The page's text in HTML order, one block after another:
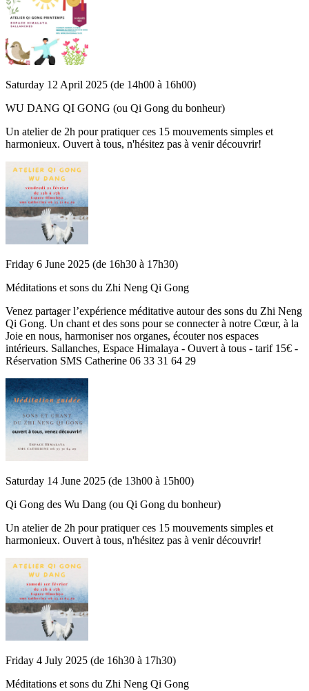
Saturday 12 April 2025 (de 14h00 à 16h00)
WU DANG QI GONG (ou Qi Gong du bonheur)
Un atelier de 2h pour pratiquer ces 15 mouvements simples et
harmonieux. Ouvert à tous, n'hésitez pas à venir découvrir!
Friday 6 June 2025 (de 16h30 à 17h30)
Méditations et sons du Zhi Neng Qi Gong
Venez partager l’expérience méditative autour des sons du Zhi Neng
Qi Gong. Un chant et des sons pour se connecter à notre Cœur, à la
Joie en nous, harmoniser nos organes, écouter nos espaces
intérieurs. Sallanches, Espace Himalaya - Ouvert à tous - tarif 15€ -
Réservation SMS Catherine 06 33 31 64 29
Saturday 14 June 2025 (de 13h00 à 15h00)
Qi Gong des Wu Dang (ou Qi Gong du bonheur)
Un atelier de 2h pour pratiquer ces 15 mouvements simples et
harmonieux. Ouvert à tous, n'hésitez pas à venir découvrir!
Friday 4 July 2025 (de 16h30 à 17h30)
Méditations et sons du Zhi Neng Qi Gong